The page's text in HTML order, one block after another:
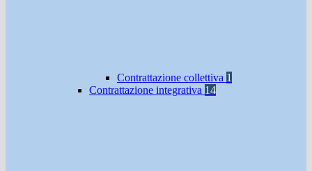
Contrattazione collettiva 1
Contrattazione integrativa 14